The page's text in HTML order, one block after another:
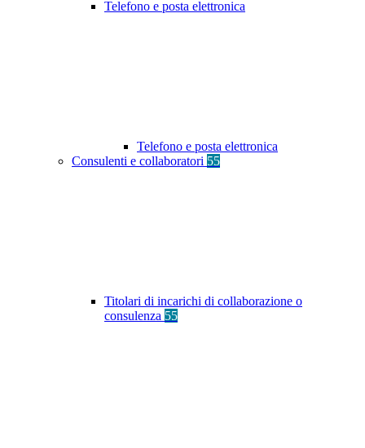
Telefono e posta elettronica
Telefono e posta elettronica
Consulenti e collaboratori 55
Titolari di incarichi di collaborazione o
consulenza 55